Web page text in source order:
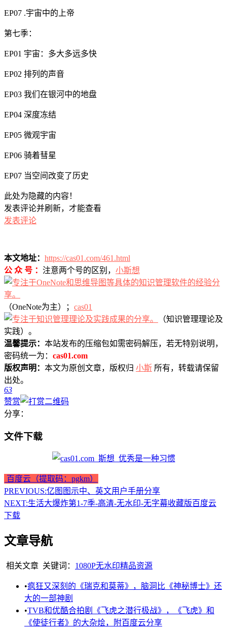
EP07 .宇宙中的上帝
第七季：
EP01 宇宙：多大多远多快
EP02 排列的声音
EP03 我们在银河中的地盘
EP04 深度冻结
EP05 微观宇宙
EP06 骑着彗星
EP07 当空间改变了历史
此处为隐藏的内容！
发表评论并刷新，才能查看
发表评论
本文地址： https://cas01.com/461.html
公 众 号 ： 注意两个号的区别， 小斯想
（OneNote为主）； cas01
（知识管理理论及
实践）。
温馨提示： 本站发布的压缩包如需密码解压，若无特别说明，
密码统一为： cas01.com
版权声明： 本文为原创文章，版权归 小斯 所有，转载请保留
出处。
63
赞赏
分享：
文件下载
百度云（提取码：pgkm）
PREVIOUS:亿图图示中、英文用户手册分享
NEXT:生活大爆炸第1-7季-高清-无水印-无字幕收藏版百度云
下载
文章导航
相关文章 关键词： 1080P无水印精品资源
•疯狂又深刻的《瑞克和莫蒂》，脑洞比《神秘博士》还
大的一部神剧
•TVB和优酷合拍剧《飞虎之潜行极战》，《飞虎》和
《使徒行者》的大杂烩，附百度云分享